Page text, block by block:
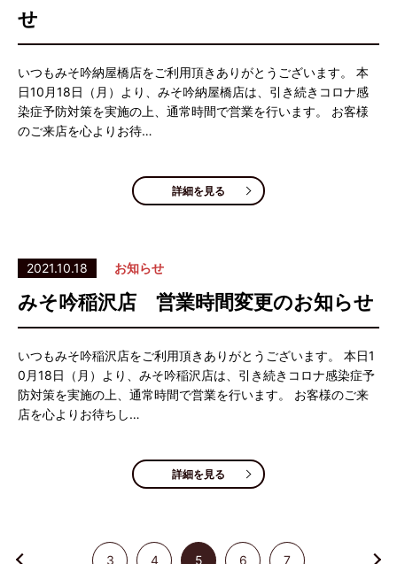
せ
いつもみそ吟納屋橋店をご利用頂きありがとうございます。 本
日10月18日（月）より、みそ吟納屋橋店は、引き続きコロナ感
染症予防対策を実施の上、通常時間で営業を行います。 お客様
のご来店を心よりお待…
詳細を見る
2021.10.18 お知らせ
みそ吟稲沢店 営業時間変更のお知らせ
いつもみそ吟稲沢店をご利用頂きありがとうございます。 本日1
0月18日（月）より、みそ吟稲沢店は、引き続きコロナ感染症予
防対策を実施の上、通常時間で営業を行います。 お客様のご来
店を心よりお待ちし…
詳細を見る
3 4 5 6 7